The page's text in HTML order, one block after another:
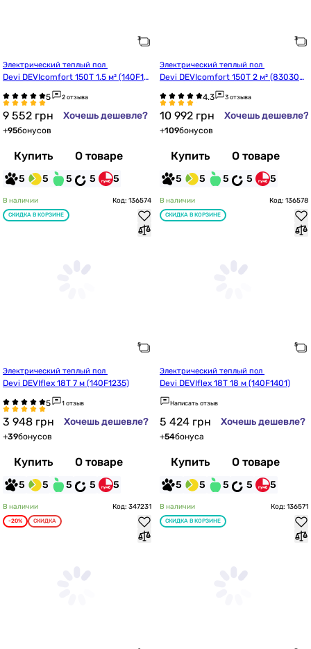
Devi DEVIcomfort 150T 1.5 м² (140F17
2 отзыва
9 552 грн Хочешь дешевле?
+95бонусов
Купить О товаре
5 5 5 5 5
Devi DEVIcomfort 150T 2 м² (830305
3 отзыва
10 992 грн Хочешь дешевле?
+109бонусов
Купить О товаре
5 5 5 5 5
В наличии Код: 136574
СКИДКА В КОРЗИНЕ
Devi DEVIflex 18T 7 м (140F1235)
1 отзыв
3 948 грн Хочешь дешевле?
+39бонусов
Купить О товаре
5 5 5 5 5
В наличии Код: 136578
СКИДКА В КОРЗИНЕ
Devi DEVIflex 18T 18 м (140F1401)
Написать отзыв
5 424 грн Хочешь дешевле?
+54бонуса
Купить О товаре
5 5 5 5 5
В наличии Код: 347231
-20% СКИДКА
В наличии Код: 136571
СКИДКА В КОРЗИНЕ